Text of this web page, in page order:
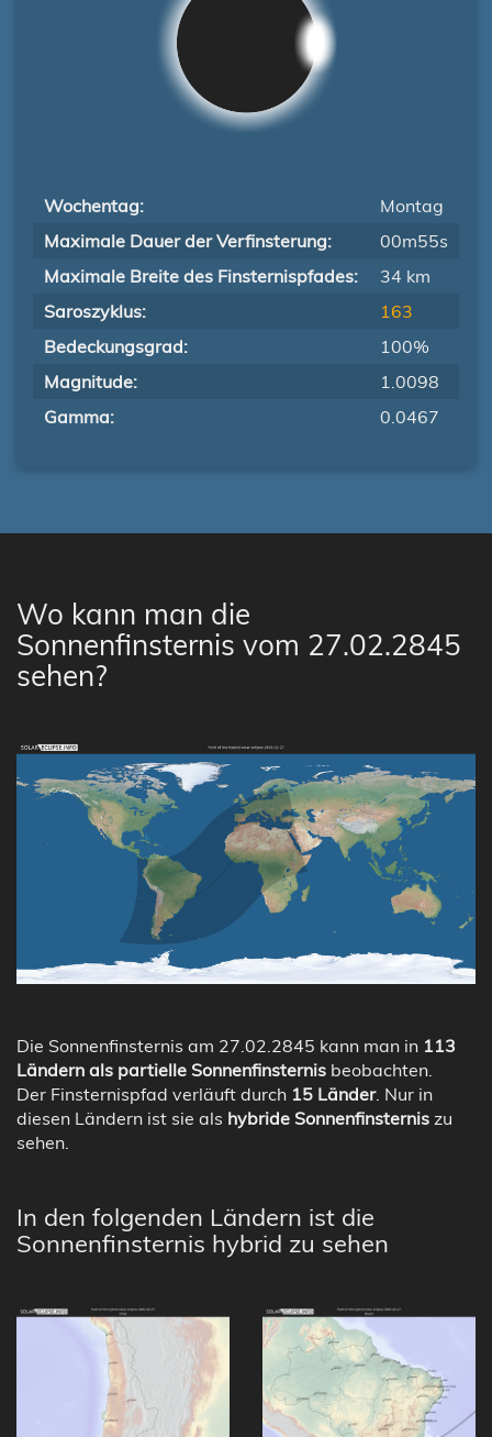
Wochentag:
Montag
Maximale Dauer der Verfinsterung:
00m55s
Maximale Breite des Finsternispfades:
34 km
Saroszyklus:
163
Bedeckungsgrad:
100%
Magnitude:
1.0098
Gamma:
0.0467
Wo kann man die
Sonnenfinsternis vom 27.02.2845
sehen?
Die Sonnenfinsternis am 27.02.2845 kann man in 113
Ländern als partielle Sonnenfinsternis beobachten.
Der Finsternispfad verläuft durch 15 Länder. Nur in
diesen Ländern ist sie als hybride Sonnenfinsternis zu
sehen.
In den folgenden Ländern ist die
Sonnenfinsternis hybrid zu sehen